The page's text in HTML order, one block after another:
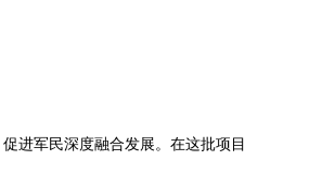
进军民深度融合发展。在这批项目